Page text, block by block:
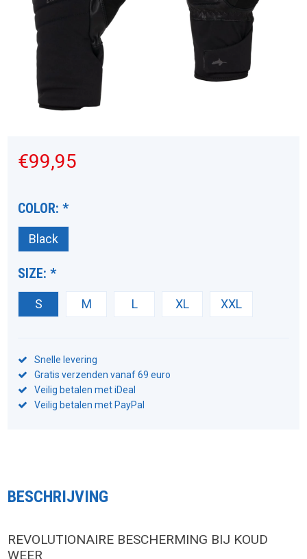
€99,95
COLOR:*
Black
SIZE:*
S M L XL XXL
Snelle levering
Gratis verzenden vanaf 69 euro
Veilig betalen met iDeal
Veilig betalen met PayPal
BESCHRIJVING
REVOLUTIONAIRE BESCHERMING BIJ KOUD
WEER